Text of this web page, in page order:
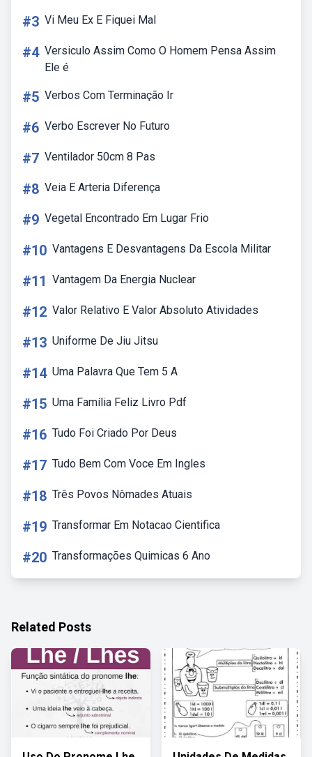
#3 Vi Meu Ex E Fiquei Mal
#4 Versiculo Assim Como O Homem Pensa Assim
Ele é
#5 Verbos Com Terminação Ir
#6 Verbo Escrever No Futuro
#7 Ventilador 50cm 8 Pas
#8 Veia E Arteria Diferença
#9 Vegetal Encontrado Em Lugar Frio
#10 Vantagens E Desvantagens Da Escola Militar
#11 Vantagem Da Energia Nuclear
#12 Valor Relativo E Valor Absoluto Atividades
#13 Uniforme De Jiu Jitsu
#14 Uma Palavra Que Tem 5 A
#15 Uma Família Feliz Livro Pdf
#16 Tudo Foi Criado Por Deus
#17 Tudo Bem Com Voce Em Ingles
#18 Três Povos Nômades Atuais
#19 Transformar Em Notacao Cientifica
#20 Transformações Quimicas 6 Ano
Related Posts